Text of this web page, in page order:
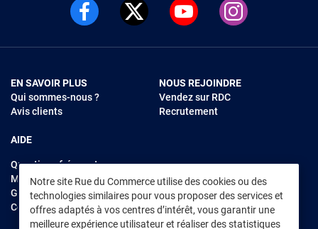
EN SAVOIR PLUS
Qui sommes-nous ?
Avis clients
AIDE
Questions fréquentes
Modes de règlements
Garantie et retours
Contacter Rue du Commerce
NOUS REJOINDRE
Vendez sur RDC
Recrutement
Notre site Rue du Commerce utilise des cookies ou des
technologies similaires pour vous proposer des services et
offres adaptés à vos centres d’intérêt, vous garantir une
meilleure expérience utilisateur et réaliser des statistiques